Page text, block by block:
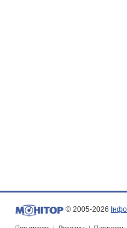
© 2005-2026